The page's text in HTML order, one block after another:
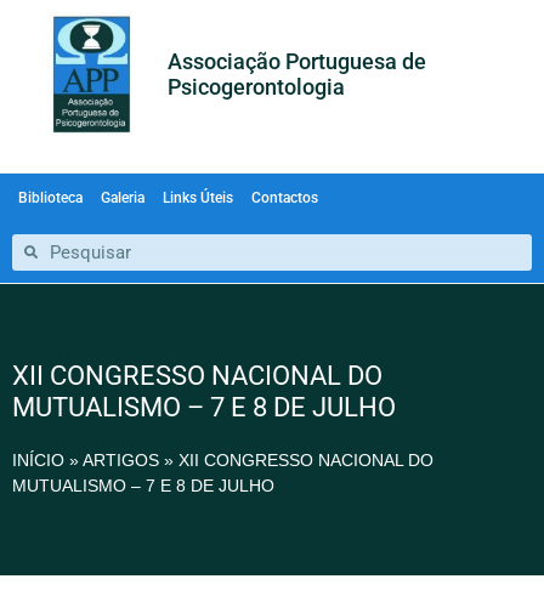
Associação Portuguesa de
Psicogerontologia
Biblioteca Galeria Links Úteis Contactos
XII CONGRESSO NACIONAL DO
MUTUALISMO – 7 E 8 DE JULHO
INÍCIO »ARTIGOS » XII CONGRESSO NACIONAL DO
MUTUALISMO – 7 E 8 DE JULHO